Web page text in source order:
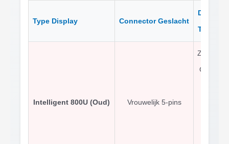
Type Display Connector Geslacht
Intelligent 800U (Oud) Vrouwelijk 5-pins
Zwart-
Groen-